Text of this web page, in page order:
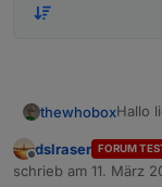
thewhoboxHallo
in
einem
Offline
dslraser FORUM
schrieb am 11. März
zuletzt editiert von